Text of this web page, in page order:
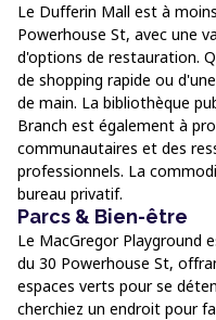
Le Dufferin Mall est à
Powerhouse St, avec une
d'options de restauration.
de shopping rapide ou
de main. La bibliothèque
Branch est également à
communautaires et des
professionnels. La
bureau privatif.
Parcs & Bien-être
Le MacGregor Playground
du 30 Powerhouse St,
espaces verts pour se
cherchiez un endroit pour